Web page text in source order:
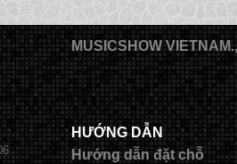
MUSICSHOW VIETNAM.,
HƯỚNG DẪN
Hướng dẫn đặt chỗ